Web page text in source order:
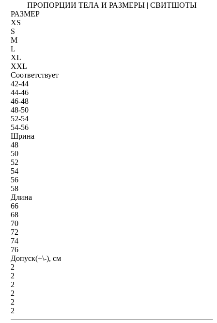
ПРОПОРЦИИ ТЕЛА И РАЗМЕРЫ | СВИТШОТЫ
РАЗМЕР
XS
S
M
L
XL
XXL
Соответствует
42-44
44-46
46-48
48-50
52-54
54-56
Шрина
48
50
52
54
56
58
Длина
66
68
70
72
74
76
Допуск(+\-), см
2
2
2
2
2
2